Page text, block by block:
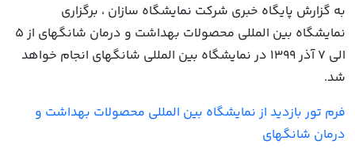
به گزارش پایگاه خبری شرکت نمایشگاه سازان ، برگزاری
نمایشگاه بین المللی محصولات بهداشت و درمان شانگهای از 5
الی 7 آذر 1399 در نمایشگاه بین المللی شانگهای انجام خواهد
شد.
فرم تور بازدید از نمایشگاه بین المللی محصولات بهداشت و
درمان شانگهای